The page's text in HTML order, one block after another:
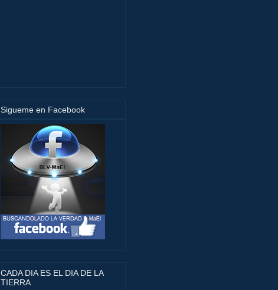
Sigueme en Facebook
CADA DIA ES EL DIA DE LA
TIERRA